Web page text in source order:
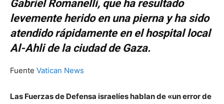
Gabriel Romanelli, que ha resultado
levemente herido en una pierna y ha sido
atendido rápidamente en el hospital local
Al-Ahli de la ciudad de Gaza.
Fuente Vatican News
Las Fuerzas de Defensa israelíes hablan de «un error de